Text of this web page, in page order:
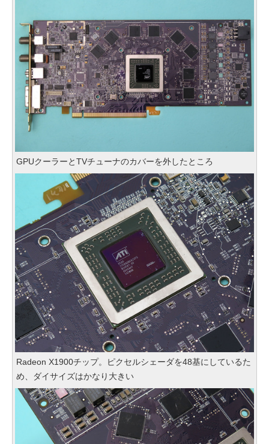
GPUクーラーとTVチューナのカバーを外したところ
Radeon X1900チップ。ピクセルシェーダを48基にしているた
め、ダイサイズはかなり大きい